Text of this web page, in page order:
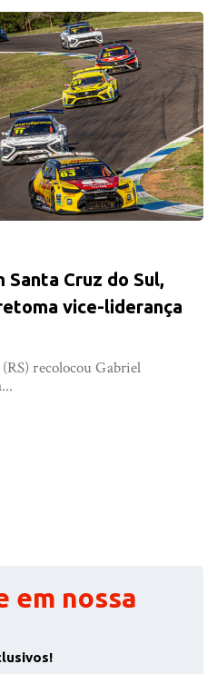
Cruz do Sul,
vice-liderança
recolocou Gabriel
em nossa